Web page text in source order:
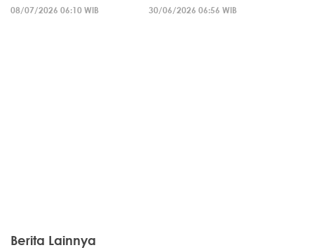
08/07/2026 06:10 WIB
30/06/2026 06:56 WIB
Berita Lainnya